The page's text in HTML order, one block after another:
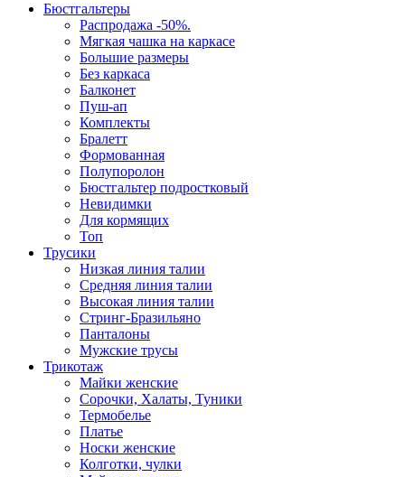
Бюстгальтеры
Распродажа -50%.
Мягкая чашка на каркасе
Большие размеры
Без каркаса
Балконет
Пуш-ап
Комплекты
Бралетт
Формованная
Полупоролон
Бюстгальтер подростковый
Невидимки
Для кормящих
Топ
Трусики
Низкая линия талии
Средняя линия талии
Высокая линия талии
Стринг-Бразильяно
Панталоны
Мужские трусы
Трикотаж
Майки женские
Сорочки, Халаты, Туники
Термобелье
Платье
Носки женские
Колготки, чулки